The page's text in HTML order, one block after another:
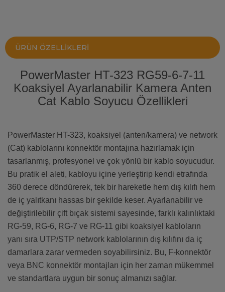
ÜRÜN ÖZELLIKLERI
PowerMaster HT-323 RG59-6-7-11
Koaksiyel Ayarlanabilir Kamera Anten
Cat Kablo Soyucu Özellikleri
PowerMaster HT-323, koaksiyel (anten/kamera) ve network
(Cat) kablolarını konnektör montajına hazırlamak için
tasarlanmış, profesyonel ve çok yönlü bir kablo soyucudur.
Bu pratik el aleti, kabloyu içine yerleştirip kendi etrafında
360 derece döndürerek, tek bir hareketle hem dış kılıfı hem
de iç yalıtkanı hassas bir şekilde keser. Ayarlanabilir ve
değiştirilebilir çift bıçak sistemi sayesinde, farklı kalınlıktaki
RG-59, RG-6, RG-7 ve RG-11 gibi koaksiyel kabloların
yanı sıra UTP/STP network kablolarının dış kılıfını da iç
damarlara zarar vermeden soyabilirsiniz. Bu, F-konnektör
veya BNC konnektör montajları için her zaman mükemmel
ve standartlara uygun bir sonuç almanızı sağlar.